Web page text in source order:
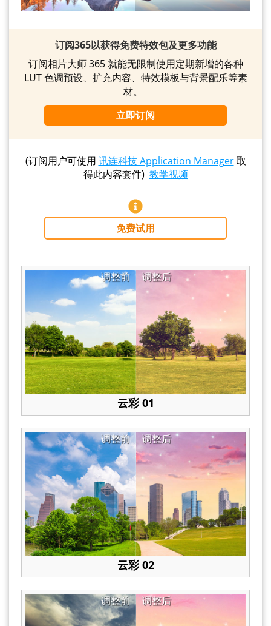
订阅365以获得免费特效包及更多功能
订阅相片大师 365 就能无限制使用定期新增的各种
LUT 色调预设、扩充内容、特效模板与背景配乐等素
材。
立即订阅
(订阅用户可使用 讯连科技 Application Manager取
得此内容套件) 教学视频
免费试用
调整后
调整前
云彩 01
调整后
调整前
云彩 02
调整后
调整前